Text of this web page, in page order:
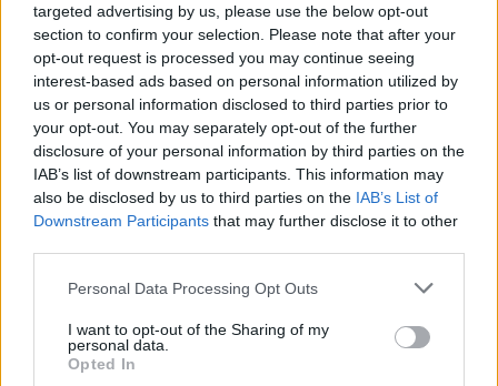
targeted advertising by us, please use the below opt-out
section to confirm your selection. Please note that after your
opt-out request is processed you may continue seeing
interest-based ads based on personal information utilized by
us or personal information disclosed to third parties prior to
your opt-out. You may separately opt-out of the further
disclosure of your personal information by third parties on the
IAB’s list of downstream participants. This information may
also be disclosed by us to third parties on the IAB’s List of
Downstream Participants that may further disclose it to other
Please note that this website/app uses one or more Google
not limited to your visit or usage behaviour. You may click to
grant or deny consent to Google and its third-party tags to
use your data for below specified purposes in below Google
Personal Data Processing Opt Outs
I want to opt-out of the Sharing of my
personal data.
Opted In
NEWS
le supplenze scolastiche
Edoardo Marchesi · 5 Ago 2026